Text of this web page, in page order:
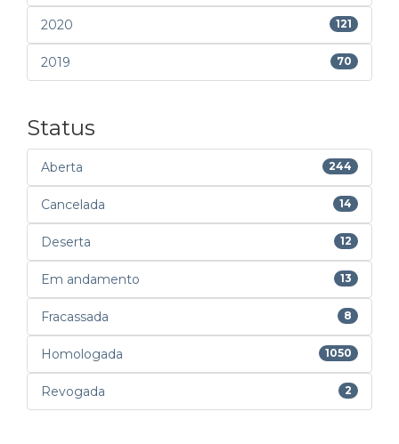
2020 121
2019 70
Status
Aberta 244
Cancelada 14
Deserta 12
Em andamento 13
Fracassada 8
Homologada 1050
Revogada 2